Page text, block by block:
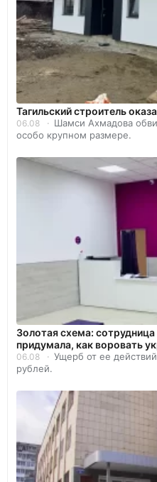
Тагильский строитель
06.08
Шамси Ахмадова
особо крупном размере.
Золотая схема:
придумала, как воровать
06.08
Ущерб от ее
рублей.